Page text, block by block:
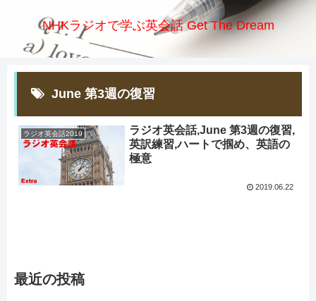
NHKラジオで学ぶ英会話 Get The Dream
June 第3週の復習
ラジオ英会話2019
ラジオ英会話,June 第3週の復習,
英訳練習,ハートで掴め、英語の
極意
2019.06.22
最近の投稿